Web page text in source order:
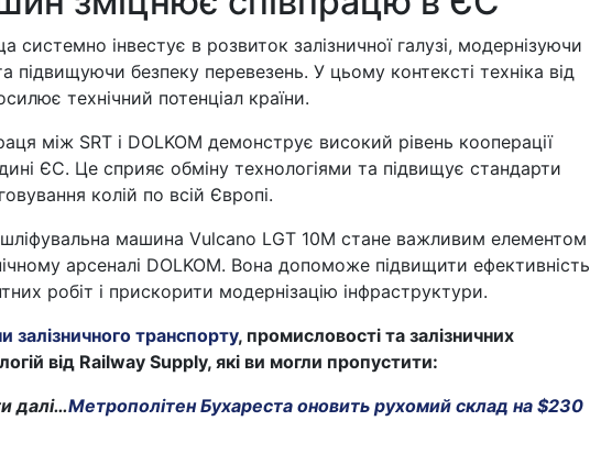
системно інвестує в розвиток залізничної галузі, модернізуючи
підвищуючи безпеку перевезень. У цьому контексті техніка від
технічний потенціал країни.
між SRT і DOLKOM демонструє високий рівень кооперації
ЄС. Це сприяє обміну технологіями та підвищує стандарти
колій по всій Європі.
машина Vulcano LGT 10M стане важливим елементом
арсеналі DOLKOM. Вона допоможе підвищити ефективність
робіт і прискорити модернізацію інфраструктури.
залізничного транспорту, промисловості та залізничних
від Railway Supply, які ви могли пропустити:
далі…Метрополітен Бухареста оновить рухомий склад на $230